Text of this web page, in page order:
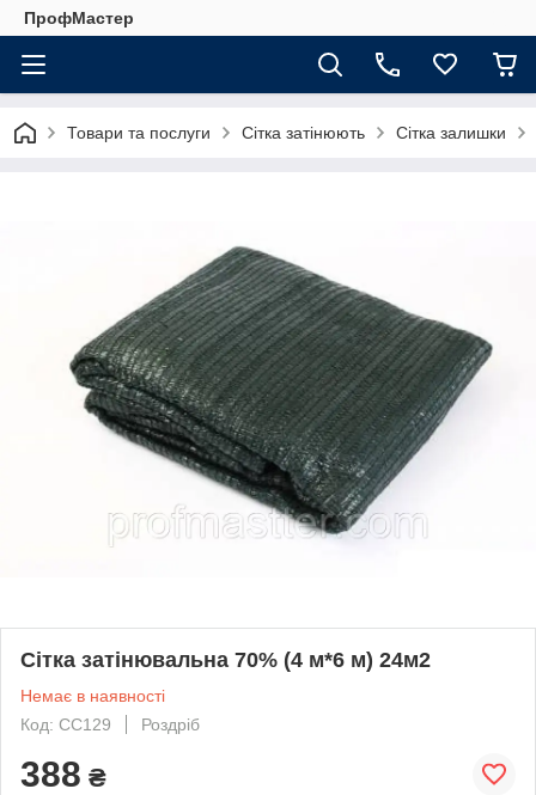
ПрофМастер
Товари та послуги Сітка затінюють Сітка залишки
Сітка затінювальна 70% (4 м*6 м) 24м2
Немає в наявності
Код: СС129
Роздріб
388 ₴